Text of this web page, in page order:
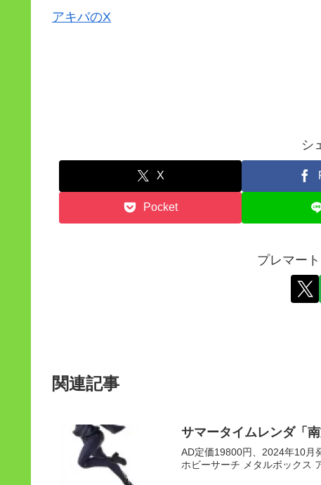
アキバのX
シ
X
Pocket
プレマー
関連記事
サマータイムレンダ「南
AD定価19800円、2024年10月
ホビーサーチ メタルボックス